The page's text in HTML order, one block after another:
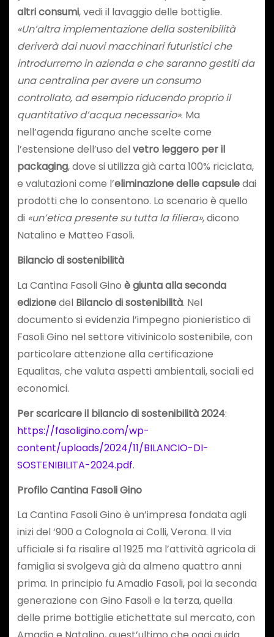
altri consumi, vedi il lavaggio delle bottiglie.
«Un’altra implementazione della sostenibilità
deriverà dai nuovi macchinari futuristici che
introdurremo in azienda e che saranno gestiti da
una centralina per avere un consumo
controllato, ad esempio riducendo proprio il
quantitativo d’acqua necessario». Ma
nell’agenda figurano anche scelte come
l’estensione dell’uso delvetro leggero per il
packaging, dove si utilizza già carta 100% riciclata,
e valutazioni come l’eliminazione delle capsuledai
prodotti che lo consentono. Lo scenario è quello
di «un’etica presente su tutta la filiera», dicono
Natalino e Matteo Fasoli.
Bilancio di sostenibilità
La Cantina Fasoli Gino è giunta alla seconda
edizionedel Bilancio di sostenibilità. Nel
documento si evidenzia l’impegno pionieristico di
Fasoli Gino nel settore vitivinicolo sostenibile, con
particolare attenzione alla certificazione
Equalitas, che valuta aspetti ambientali, sociali ed
economici.
Per scaricare il bilancio di sostenibilità 2024:
https://fasoligino.com/wp-
content/uploads/2024/11/BILANCIO-DI-
SOSTENIBILITA-2024.pdf.
Profilo Cantina Fasoli Gino
La Cantina Fasoli Gino è un’impresa fondata agli
inizi del ‘900 a Colognola ai Colli, Verona. Il via
ufficiale si fa risalire al 1925 ma l’attività agricola di
famiglia si svolgeva già da almeno quattro anni
prima. In principio fu Amadio Fasoli, poi la seconda
generazione con Gino Fasoli e la terza, quella
delle prime bottiglie etichettate sul mercato, con